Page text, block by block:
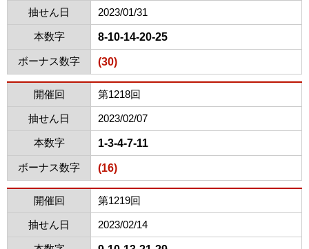
抽せん日 2023/01/31
本数字 8-10-14-20-25
ボーナス数字 (30)
開催回 第1218回
抽せん日 2023/02/07
本数字 1-3-4-7-11
ボーナス数字 (16)
開催回 第1219回
抽せん日 2023/02/14